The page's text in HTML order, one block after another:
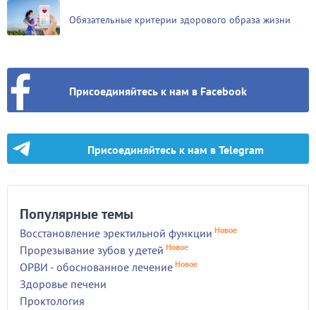
Обязательные критерии здорового образа жизни
Присоединяйтесь к нам в Facebook
Присоединяйтесь к нам в Telegram
Популярные темы
Восстановление эректильной функции Новое
Прорезывание зубов у детей Новое
ОРВИ - обоснованное лечение Новое
Здоровье печени
Проктология